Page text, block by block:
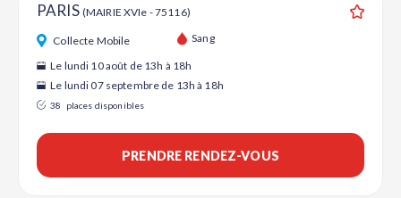
PARIS (MAIRIE XVIe - 75116)
Collecte Mobile Sang
Le lundi 10 août de 13h à 18h
Le lundi 07 septembre de 13h à 18h
38 places disponibles
PRENDRE RENDEZ-VOUS